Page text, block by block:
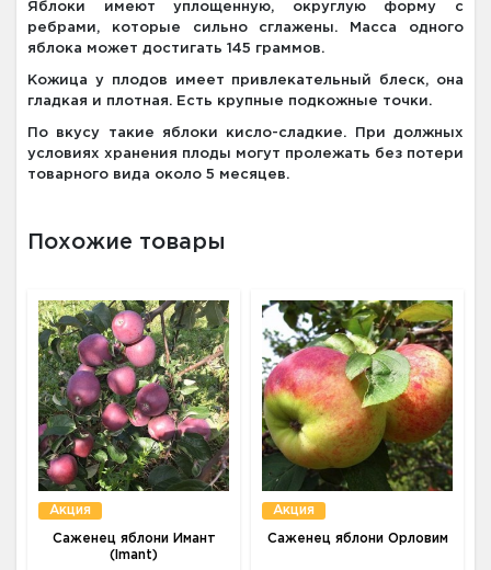
Яблоки имеют уплощенную, округлую форму с
ребрами, которые сильно сглажены. Масса одного
яблока может достигать 145 граммов.
Кожица у плодов имеет привлекательный блеск, она
гладкая и плотная. Есть крупные подкожные точки.
По вкусу такие яблоки кисло-сладкие. При должных
условиях хранения плоды могут пролежать без потери
товарного вида около 5 месяцев.
Похожие товары
Акция
Саженец яблони Имант
(Imant)
Акция
Саженец яблони Орловим